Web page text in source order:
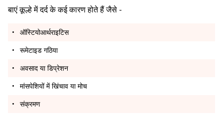
बाएं कूल्हे में दर्द के कई कारण होते हैं जैसे -
ऑस्टियोआर्थराइटिस
रूमेटाइड गठिया
अवसाद या डिप्रेशन
मांसपेशियों में खिंचाव या मोच
संक्रमण